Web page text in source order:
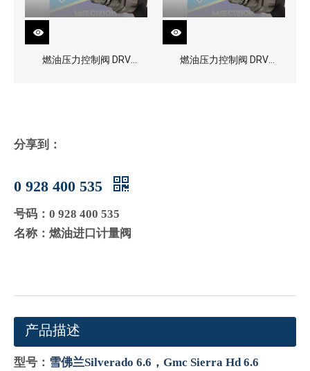
燃油压力控制阀 DRV
燃油压力控制阀 DRV
分享到：
0 928 400 535
号码：0 928 400 535
名称：燃油进口计量阀
产品描述
型号： 雪佛兰Silverado 6.6，Gmc Sierra Hd 6.6